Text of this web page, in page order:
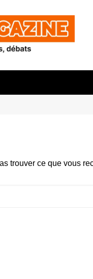
trouver ce que vous